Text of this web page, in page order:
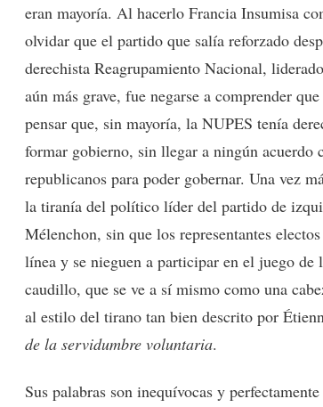
eran mayoría. Al hacerlo Francia Insumisa
olvidar que el partido que salía reforzado
derechista Reagrupamiento Nacional,
aún más grave, fue negarse a comprender
pensar que, sin mayoría, la NUPES tenía
formar gobierno, sin llegar a ningún acuerdo
republicanos para poder gobernar. Una vez
la tiranía del político líder del partido de
Mélenchon, sin que los representantes
línea y se nieguen a participar en el juego
caudillo, que se ve a sí mismo como una
al estilo del tirano tan bien descrito por
de la servidumbre voluntaria.
Sus palabras son inequívocas y